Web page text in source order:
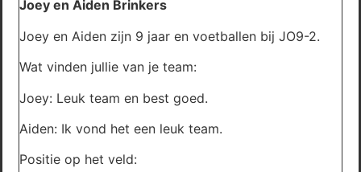
Joey en Aiden Brinkers
Joey en Aiden zijn 9 jaar en voetballen bij JO9-2.
Wat vinden jullie van je team:
Joey: Leuk team en best goed.
Aiden: Ik vond het een leuk team.
Positie op het veld: